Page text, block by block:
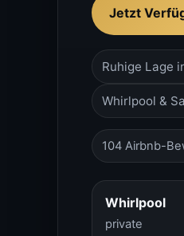
Jetzt
Ruhige Lage
Whirlpool &
104 Airbnb-
Whirlpool
private